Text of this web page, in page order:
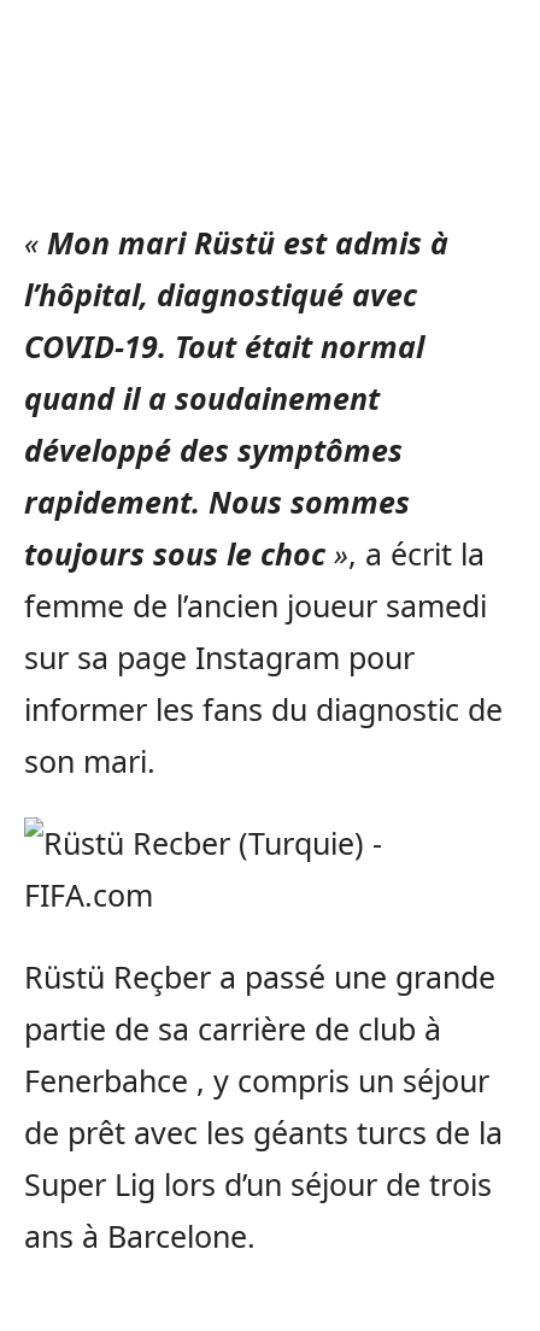
« Mon mari Rüstü est admis à
l’hôpital, diagnostiqué avec
COVID-19. Tout était normal
quand il a soudainement
développé des symptômes
rapidement. Nous sommes
toujours sous le choc », a écrit la
femme de l’ancien joueur samedi
sur sa page Instagram pour
informer les fans du diagnostic de
son mari.
Rüstü Reçber a passé une grande
partie de sa carrière de club à
Fenerbahce , y compris un séjour
de prêt avec les géants turcs de la
Super Lig lors d’un séjour de trois
ans à Barcelone.